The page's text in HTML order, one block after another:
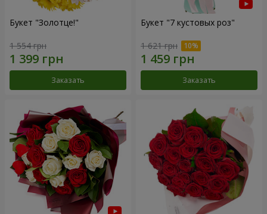
Букет "Золотце!"
1 554 грн
Заказать
Букет "7 кустовых роз"
1 621 грн
Заказать